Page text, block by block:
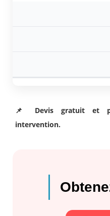
📌 Devis gratuit et
intervention.